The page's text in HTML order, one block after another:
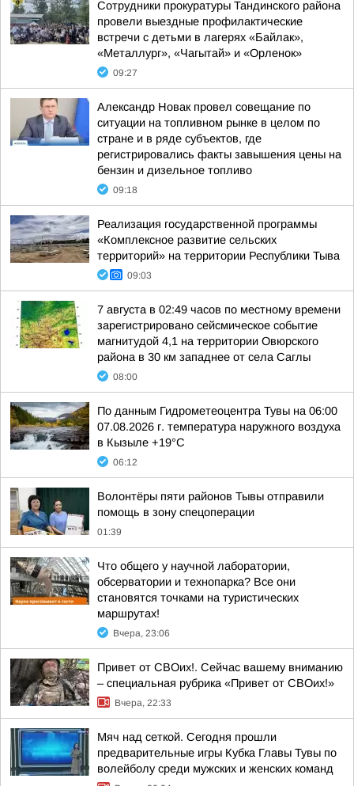
Сотрудники прокуратуры Тандинского района
провели выездные профилактические
встречи с детьми в лагерях «Байлак»,
«Металлург», «Чагытай» и «Орленок»
09:27
Александр Новак провел совещание по
ситуации на топливном рынке в целом по
стране и в ряде субъектов, где
регистрировались факты завышения цены на
бензин и дизельное топливо
09:18
Реализация государственной программы
«Комплексное развитие сельских
территорий» на территории Республики Тыва
09:03
7 августа в 02:49 часов по местному времени
зарегистрировано сейсмическое событие
магнитудой 4,1 на территории Овюрского
района в 30 км западнее от села Саглы
08:00
По данным Гидрометеоцентра Тувы на 06:00
07.08.2026 г. температура наружного воздуха
в Кызыле +19°С
06:12
Волонтёры пяти районов Тывы отправили
помощь в зону спецоперации
01:39
Что общего у научной лаборатории,
обсерватории и технопарка? Все они
становятся точками на туристических
маршрутах!
Вчера, 23:06
Привет от СВОих!. Сейчас вашему вниманию
– специальная рубрика «Привет от СВОих!»
Вчера, 22:33
Мяч над сеткой. Сегодня прошли
предварительные игры Кубка Главы Тувы по
волейболу среди мужских и женских команд